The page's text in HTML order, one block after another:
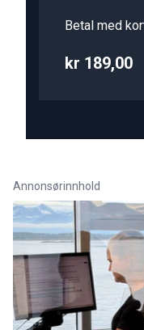
Betal med
kr 189,00
Annonsørinnhold